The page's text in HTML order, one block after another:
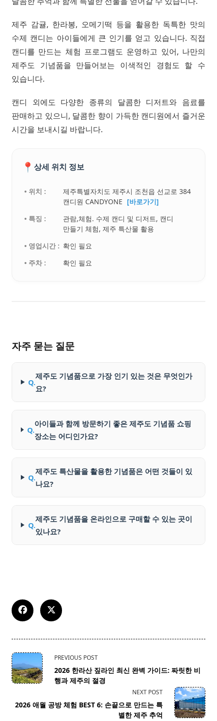
제주 감귤, 한라봉, 오메기떡 등을 활용한 독특한 맛의
수제 캔디는 아이들에게 큰 인기를 얻고 있습니다. 직접
캔디를 만드는 체험 프로그램도 운영하고 있어, 나만의
제주도 기념품을 만들어보는 이색적인 경험도 할 수
있습니다.
캔디 외에도 다양한 종류의 달콤한 디저트와 음료를
판매하고 있으니, 달콤한 향이 가득한 캔디원에서 즐거운
시간을 보내시길 바랍니다.
📍 상세 위치 정보
• 위치 :
제주특별자치도 제주시 조천읍 선교로 384
캔디원 CANDYONE [바로가기]
• 특징 :
관람,체험. 수제 캔디 및 디저트, 캔디
만들기 체험, 제주 특산물 활용
• 영업시간 : 확인 필요
• 주차 :
확인 필요
자주 묻는 질문
Q.
제주도 기념품으로 가장 인기 있는 것은 무엇인가
요?
Q.
아이들과 함께 방문하기 좋은 제주도 기념품 쇼핑
장소는 어디인가요?
Q.
제주도 특산물을 활용한 기념품은 어떤 것들이 있
나요?
Q.
제주도 기념품을 온라인으로 구매할 수 있는 곳이
있나요?
<span
class="nav-
subtitle
reader-
PREVIOUS POST
2026 한라산 짚라인 최신 완벽 가이드: 짜릿한 비
행과 제주의 절경
NEXT POST
2026 애월 공방 체험 BEST 6: 손끝으로 만드는 특
별한 제주 추억